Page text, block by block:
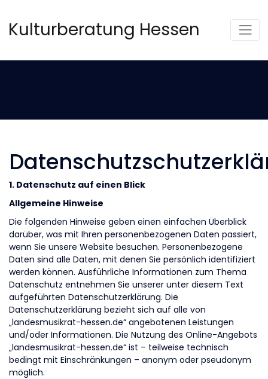
Kulturberatung Hessen
1. Datenschutz auf einen Blick
Allgemeine Hinweise
Die folgenden Hinweise geben einen einfachen Überblick
darüber, was mit Ihren personenbezogenen Daten passiert,
wenn Sie unsere Website besuchen. Personenbezogene
Daten sind alle Daten, mit denen Sie persönlich identifiziert
werden können. Ausführliche Informationen zum Thema
Datenschutz entnehmen Sie unserer unter diesem Text
aufgeführten Datenschutzerklärung. Die
Datenschutzerklärung bezieht sich auf alle von
„landesmusikrat-hessen.de“ angebotenen Leistungen
und/oder Informationen. Die Nutzung des Online-Angebots
„landesmusikrat-hessen.de“ ist – teilweise technisch
bedingt mit Einschränkungen – anonym oder pseudonym
möglich.